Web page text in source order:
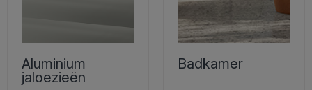
Aluminium
jaloezieën
Badkamer